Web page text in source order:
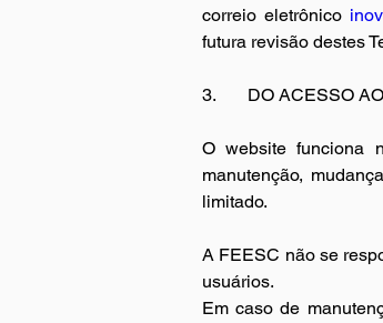
correio eletrônico
futura revisão destes
3. DO ACESSO
O website funciona
manutenção,
limitado.
A FEESC não se
usuários.
Em caso de